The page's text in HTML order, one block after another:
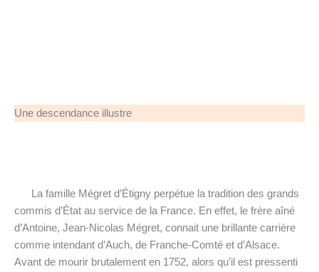
Une descendance illustre
La famille Mégret d’Étigny perpétue la tradition des grands
commis d’État au service de la France. En effet, le frère aîné
d’Antoine, Jean-Nicolas Mégret, connait une brillante carrière
comme intendant d’Auch, de Franche-Comté et d’Alsace.
Avant de mourir brutalement en 1752, alors qu’il est pressenti